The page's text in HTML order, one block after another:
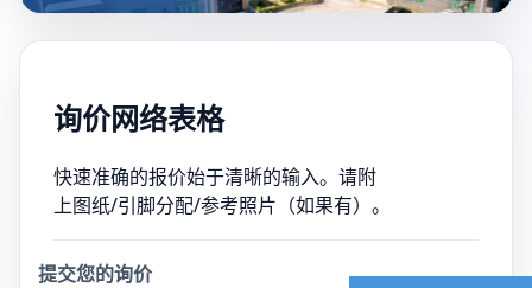
询价网络表格
快速准确的报价始于清晰的输入。请附
上图纸/引脚分配/参考照片（如果有）。
提交您的询价